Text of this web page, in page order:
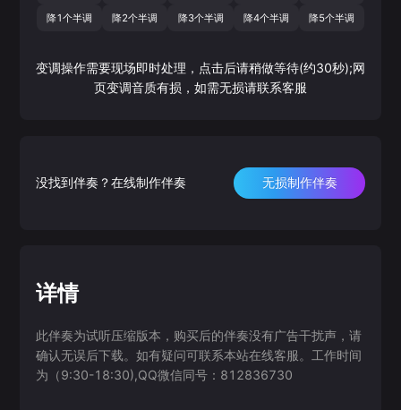
降1个半调 降2个半调 降3个半调 降4个半调 降5个半调
变调操作需要现场即时处理，点击后请稍做等待(约30秒);网
页变调音质有损，如需无损请联系客服
没找到伴奏？在线制作伴奏 无损制作伴奏
详情
此伴奏为试听压缩版本，购买后的伴奏没有广告干扰声，请
确认无误后下载。如有疑问可联系本站在线客服。工作时间
为（9:30-18:30),QQ微信同号：812836730